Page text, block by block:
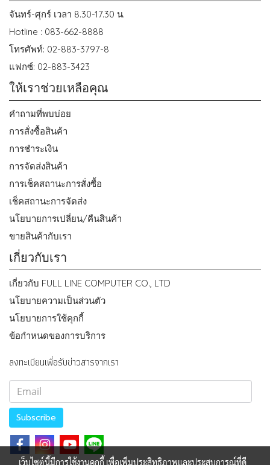
จันทร์-ศุกร์ เวลา 8.30-17.30 น.
Hotline : 083-662-8888
โทรศัพท์: 02-883-3797-8
แฟกซ์: 02-883-3423
ให้เราช่วยเหลือคุณ
คำถามที่พบบ่อย
การสั่งซื้อสินค้า
การชำระเงิน
การจัดส่งสินค้า
การเช็คสถานะการสั่งซื้อ
เช็คสถานะการจัดส่ง
นโยบายการเปลี่ยน/คืนสินค้า
ขายสินค้ากับเรา
เกี่ยวกับเรา
เกี่ยวกับ FULL LINE COMPUTER CO., LTD
นโยบายความเป็นส่วนตัว
นโยบายการใช้คุกกี้
ข้อกำหนดของการบริการ
ลงทะเบียนเพื่อรับข่าวสารจากเรา
Subscribe
เว็บไซต์นี้มีการใช้งานคุกกี้ เพื่อเพิ่มประสิทธิภาพและประสบการณ์ที่ดี